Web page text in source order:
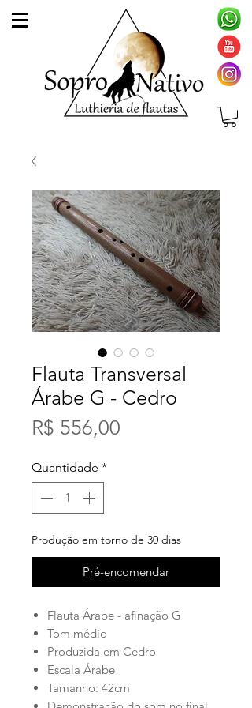
Flauta Transversal
Árabe G - Cedro
R$ 556,00
Quantidade *
Produção em torno de 30 dias
Pré-encomendar
Flauta Árabe - afinação G
Tom médio
Produzida em Cedro
Escala Árabe
Tamanho: 42cm